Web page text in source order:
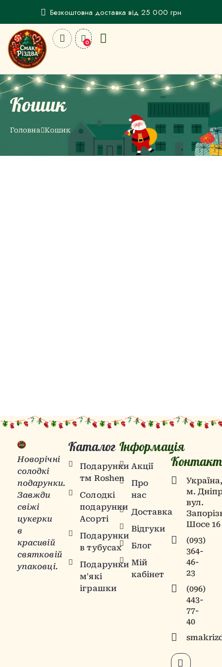
Безкоштовна доставка від 25 000 грн
0
Кошик
Головна Кошик
Новорічні
солодкі
подарунки.
Завжди
свіжі
цукерки
в
красивій
святковій
упаковці.
Каталог
Подарунки
тм Roshen
Солодкі
подарунки
Асорті
Подарунки
в тубусах
Подарунки
м'які
іграшки
Інформація
Акції
Про
нас
Доставка
Відгуки
Блог
Мій
кабінет
м.
вул.
Шосе 16
(093)
364-
46-
23
(096)
443-
77-
40